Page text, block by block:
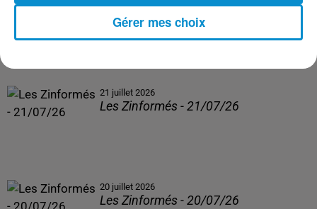
21 juillet 2026
Les Zinformés - 21/07/26
20 juillet 2026
Les Zinformés - 20/07/26
Gérer mes choix